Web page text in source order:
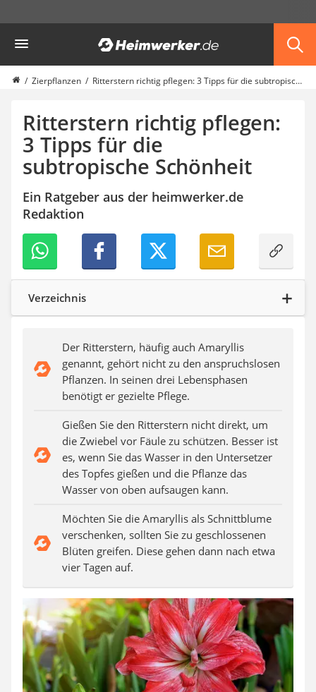
Garten
Akku-Laubsauger
Faltpavillon
Schlauchtrommel
Solar-Lichterkette außen
Teleskopleiter
Ameisengift
Pavillon
Sichtschutzstreifen
Akku-Laubbläser
Koifutter
Kassettenmarkise
Bosch-Heckenschere
Stihl-Laubbläser
Minidumper
Zierpflanzen Ritterstern richtig pflegen: 3 Tipps für die subtropische Schönheit
Ritterstern richtig pflegen:
3 Tipps für die
subtropische Schönheit
Ein Ratgeber aus der heimwerker.de
Redaktion
Verzeichnis
Der Ritterstern, häufig auch Amaryllis
genannt, gehört nicht zu den anspruchslosen
Pflanzen. In seinen drei Lebensphasen
benötigt er gezielte Pflege.
Gießen Sie den Ritterstern nicht direkt, um
die Zwiebel vor Fäule zu schützen. Besser ist
es, wenn Sie das Wasser in den Untersetzer
des Topfes gießen und die Pflanze das
Wasser von oben aufsaugen kann.
Möchten Sie die Amaryllis als Schnittblume
verschenken, sollten Sie zu geschlossenen
Blüten greifen. Diese gehen dann nach etwa
vier Tagen auf.